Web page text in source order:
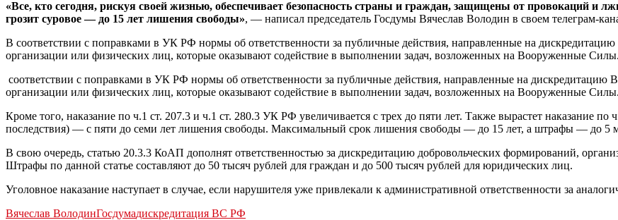
«Все, кто сегодня, рискуя своей жизнью, обеспечивает безопасность страны и граждан, защищены от провокаций и
грозит суровое — до 15 лет лишения свободы», — написал председатель Госдумы Вячеслав Володин в своем телеграм-
В соответствии с поправками в УК РФ нормы об ответственности за публичные действия, направленные на
организации или физических лиц, которые оказывают содействие в выполнении задач, возложенных на Вооруженные Силы.
соответствии с поправками в УК РФ нормы об ответственности за публичные действия, направленные на дискредитацию
организации или физических лиц, которые оказывают содействие в выполнении задач, возложенных на Вооруженные Силы.
Кроме того, наказание по ч.1 ст. 207.3 и ч.1 ст. 280.3 УК РФ увеличивается с трех до пяти лет. Также вырастет наказание
последствия) — с пяти до семи лет лишения свободы. Максимальный срок лишения свободы — до 15 лет, а штрафы — до 5
В свою очередь, статью 20.3.3 КоАП дополнят ответственностью за дискредитацию добровольческих формирований,
Штрафы по данной статье составляют до 50 тысяч рублей для граждан и до 500 тысяч рублей для юридических лиц.
Уголовное наказание наступает в случае, если нарушителя уже привлекали к административной ответственности за
Вячеслав ВолодинГосдумадискредитация ВС РФ